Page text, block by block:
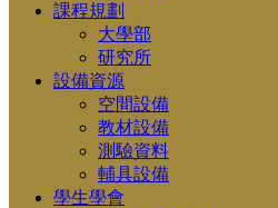
課程規劃
大學部
研究所
設備資源
空間設備
教材設備
測驗資料
輔具設備
學生學會